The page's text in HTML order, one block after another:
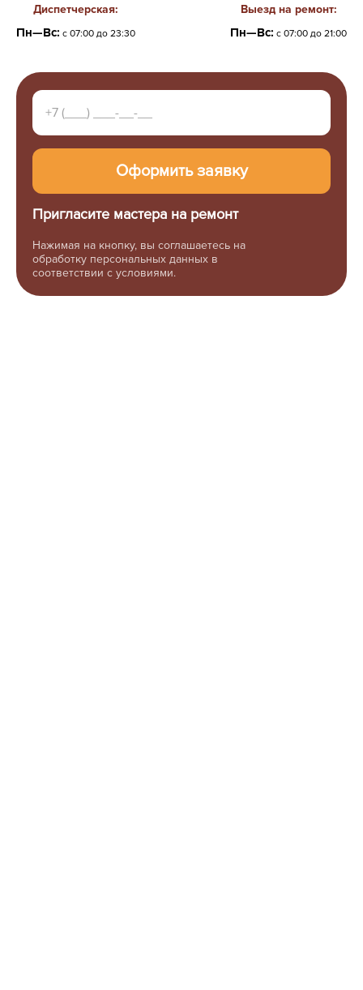
Диспетчерская:
Пн—Вс: с 07:00 до 23:30
Выезд на ремонт:
Пн—Вс: с 07:00 до 21:00
Пригласите мастера на ремонт
Нажимая на кнопку, вы соглашаетесь на
обработку персональных данных в
соответствии с условиями.